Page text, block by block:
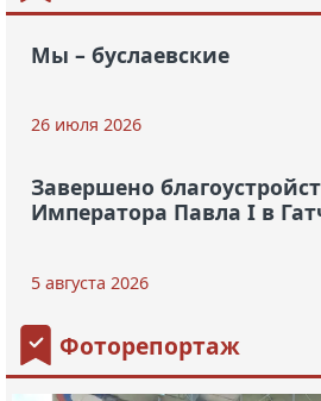
Мы – буслаевские
26 июля 2026
Завершено
Императора Павла I в
5 августа 2026
Фоторепортаж